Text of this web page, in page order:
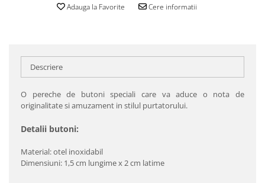
Adauga la Favorite Cere informatii
Descriere
O pereche de butoni speciali care va aduce o nota de
originalitate si amuzament in stilul purtatorului.
Detalii butoni:
Material: otel inoxidabil
Dimensiuni: 1,5 cm lungime x 2 cm latime